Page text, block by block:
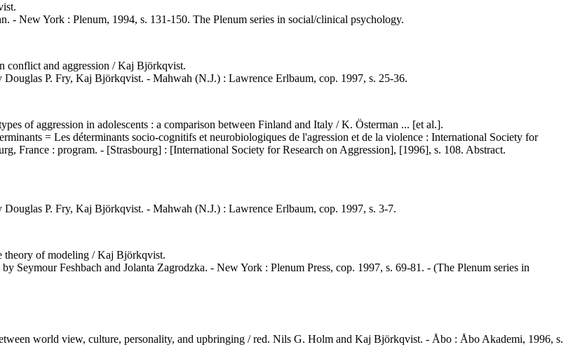
- New York : Plenum, 1994, s. 131-150. The Plenum series in social/clinical psychology.
conflict and aggression / Kaj Björkqvist.
P. Fry, Kaj Björkqvist. - Mahwah (N.J.) : Lawrence Erlbaum, cop. 1997, s. 25-36.
of aggression in adolescents : a comparison between Finland and Italy / K. Österman ... [et al.].
= Les déterminants socio-cognitifs et neurobiologiques de l'agression et de la violence : International Society for
France : program. - [Strasbourg] : [International Society for Research on Aggression], [1996], s. 108. Abstract.
P. Fry, Kaj Björkqvist. - Mahwah (N.J.) : Lawrence Erlbaum, cop. 1997, s. 3-7.
theory of modeling / Kaj Björkqvist.
Seymour Feshbach and Jolanta Zagrodzka. - New York : Plenum Press, cop. 1997, s. 69-81. - (The Plenum series in
world view, culture, personality, and upbringing / red. Nils G. Holm and Kaj Björkqvist. - Åbo : Åbo Akademi, 1996, s.